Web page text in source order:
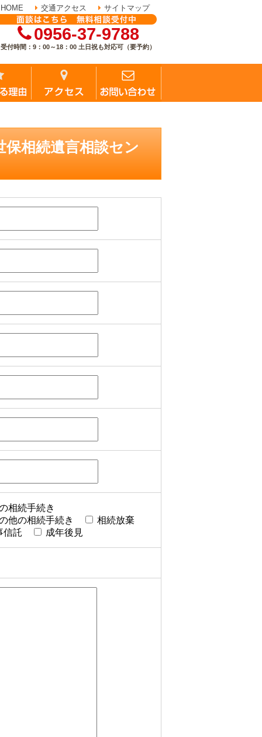
HOME 交通アクセス サイトマップ
0956-37-9788
受付時間：9：00～18：00 土日祝も対応可（要予約）
相続遺言相談セン
相続手続き
他の相続手続き
相続放棄
信託
成年後見